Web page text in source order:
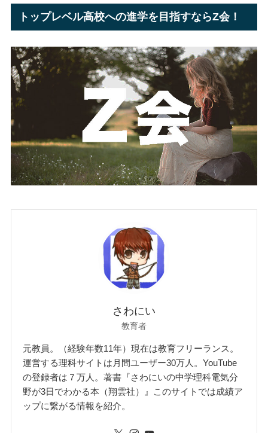
トップレベル高校への進学を目指すならZ会！
さわにい
教育者
元教員。（経験年数11年）現在は教育フリーランス。
運営する理科サイトは月間ユーザー30万人。YouTube
の登録者は７万人。著書『さわにいの中学理科電気分
野が3日でわかる本（翔雲社）』このサイトでは成績ア
ップに繋がる情報を紹介。